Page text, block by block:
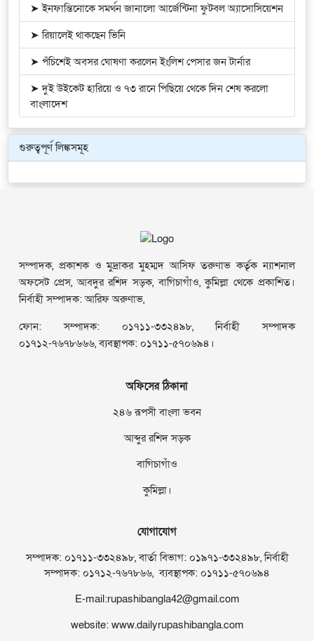
➤ ইনফান্তিনোকে সমর্থন জানালো আর্জেন্টিনা ফুটবল অ্যাসোসিয়েশন
➤ রিয়ালেই থাকছেন ভিনি
➤ পঁচিশেই অবসর ঘোষণা করলেন ইংলিশ পেসার জন টার্নার
➤ দুই উইকেট হারিয়ে ও ৭৩ রানে পিছিয়ে থেকে দিন শেষ করলো
বাংলাদেশ
গুরুত্বপূর্ণ লিঙ্কসমূহ
সম্পাদক, প্রকাশক ও মুদ্রাকর মুহম্মদ আসিফ তরুণাভ কর্তৃক ন্যাশনাল
অফসেট প্রেস, আবদুর রশিদ সড়ক, বাগিচাগাঁও, কুমিল্লা থেকে প্রকাশিত।
নির্বাহী সম্পাদক: আরিফ অরুণাভ,
ফোন: সম্পাদক: ০১৭১১-৩৩২৪৯৮, নির্বাহী সম্পাদক
০১৭১২-৭৬৭৮৬৬৬, ব্যবস্থাপক: ০১৭১১-৫৭০৬৯৪।
অফিসের ঠিকানা
২৪৬ রূপসী বাংলা ভবন
আব্দুর রশিদ সড়ক
বাগিচাগাঁও
কুমিল্লা।
যোগাযোগ
সম্পাদক: ০১৭১১-৩৩২৪৯৮, বার্তা বিভাগ: ০১৯৭১-৩৩২৪৯৮, নির্বাহী
সম্পাদক: ০১৭১২-৭৬৭৮৬৬, ব্যবস্থাপক: ০১৭১১-৫৭০৬৯৪
E-mail:rupashibangla42@gmail.com
website: www.dailyrupashibangla.com